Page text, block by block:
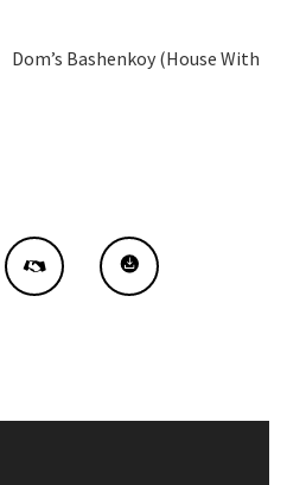
Dom’s Bashenkoy (House With